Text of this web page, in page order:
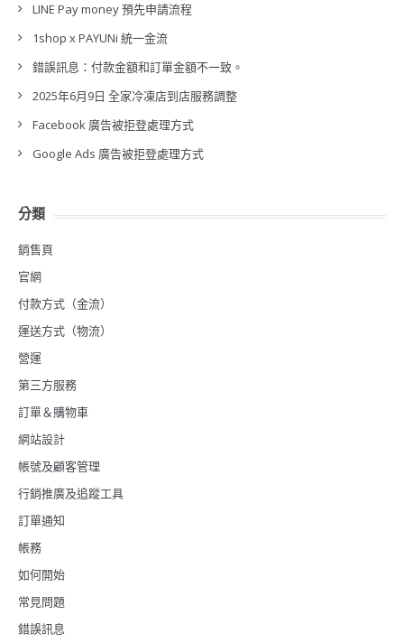
LINE Pay money 預先申請流程
1shop x PAYUNi 統一金流
錯誤訊息：付款金額和訂單金額不一致。
2025年6月9日 全家冷凍店到店服務調整
Facebook 廣告被拒登處理方式
Google Ads 廣告被拒登處理方式
分類
銷售頁
官網
付款方式（金流）
運送方式（物流）
營運
第三方服務
訂單＆購物車
網站設計
帳號及顧客管理
行銷推廣及追蹤工具
訂單通知
帳務
如何開始
常見問題
錯誤訊息